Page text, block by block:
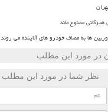
ممنوع ماند
ها به مصاف خودرو های آلاینده می روند
در مورد این مطلب
نظر شما در مورد این مطلب